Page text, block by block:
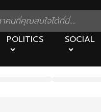
POLITICS SOCIAL